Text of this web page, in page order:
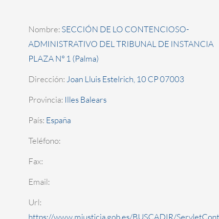
Nombre: SECCIÓN DE LO CONTENCIOSO-
ADMINISTRATIVO DEL TRIBUNAL DE INSTANCIA
PLAZA Nº 1 (Palma)
Dirección:Joan Lluis Estelrich, 10 CP 07003
Provincia: Illes Balears
País: España
Teléfono:
Fax:
Email:
Url:
https://www.mjusticia.gob.es/BUSCADIR/